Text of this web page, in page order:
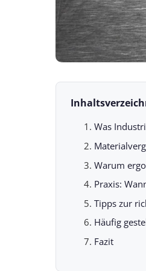
Was
Warum
Praxis:
Tipps zur
Häufig
Fazit